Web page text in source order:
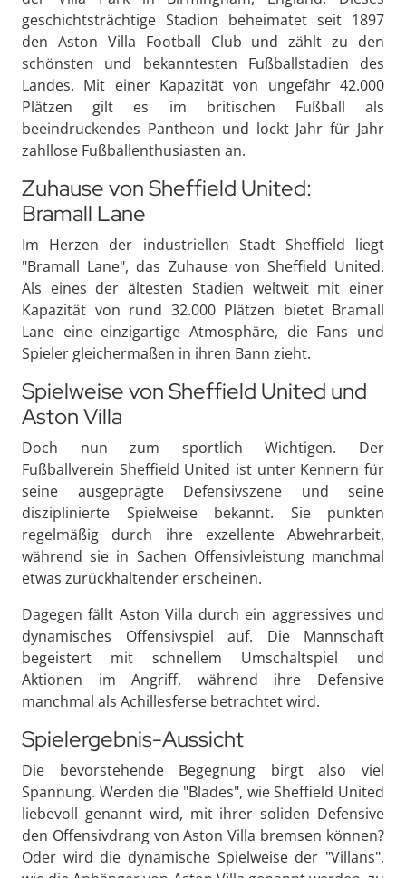
geschichtsträchtige Stadion beheimatet seit 1897
den Aston Villa Football Club und zählt zu den
schönsten und bekanntesten Fußballstadien des
Landes. Mit einer Kapazität von ungefähr 42.000
Plätzen gilt es im britischen Fußball als
beeindruckendes Pantheon und lockt Jahr für Jahr
zahllose Fußballenthusiasten an.
Zuhause von Sheffield United:
Bramall Lane
Im Herzen der industriellen Stadt Sheffield liegt
"Bramall Lane", das Zuhause von Sheffield United.
Als eines der ältesten Stadien weltweit mit einer
Kapazität von rund 32.000 Plätzen bietet Bramall
Lane eine einzigartige Atmosphäre, die Fans und
Spieler gleichermaßen in ihren Bann zieht.
Spielweise von Sheffield United und
Aston Villa
Doch nun zum sportlich Wichtigen. Der
Fußballverein Sheffield United ist unter Kennern für
seine ausgeprägte Defensivszene und seine
disziplinierte Spielweise bekannt. Sie punkten
regelmäßig durch ihre exzellente Abwehrarbeit,
während sie in Sachen Offensivleistung manchmal
etwas zurückhaltender erscheinen.
Dagegen fällt Aston Villa durch ein aggressives und
dynamisches Offensivspiel auf. Die Mannschaft
begeistert mit schnellem Umschaltspiel und
Aktionen im Angriff, während ihre Defensive
manchmal als Achillesferse betrachtet wird.
Spielergebnis-Aussicht
Die bevorstehende Begegnung birgt also viel
Spannung. Werden die "Blades", wie Sheffield United
liebevoll genannt wird, mit ihrer soliden Defensive
den Offensivdrang von Aston Villa bremsen können?
Oder wird die dynamische Spielweise der "Villans",